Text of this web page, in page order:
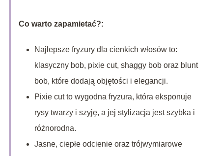
Co warto zapamietać?:
Najlepsze fryzury dla cienkich włosów to:
klasyczny bob, pixie cut, shaggy bob oraz blunt
bob, które dodają objętości i elegancji.
Pixie cut to wygodna fryzura, która eksponuje
rysy twarzy i szyję, a jej stylizacja jest szybka i
różnorodna.
Jasne, ciepłe odcienie oraz trójwymiarowe